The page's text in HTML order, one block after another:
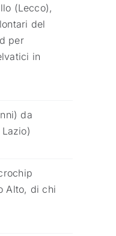
(Lecco),
del
per
in
da
Alto, di chi